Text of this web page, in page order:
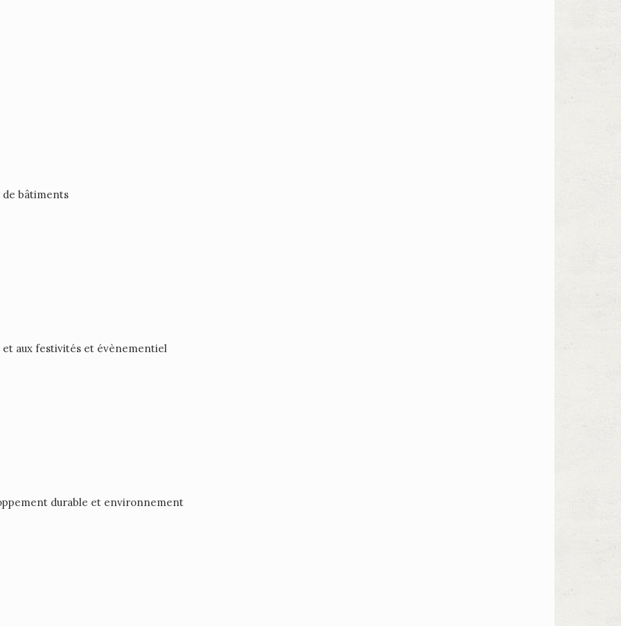
de bâtiments
et aux festivités et évènementiel
durable et environnement